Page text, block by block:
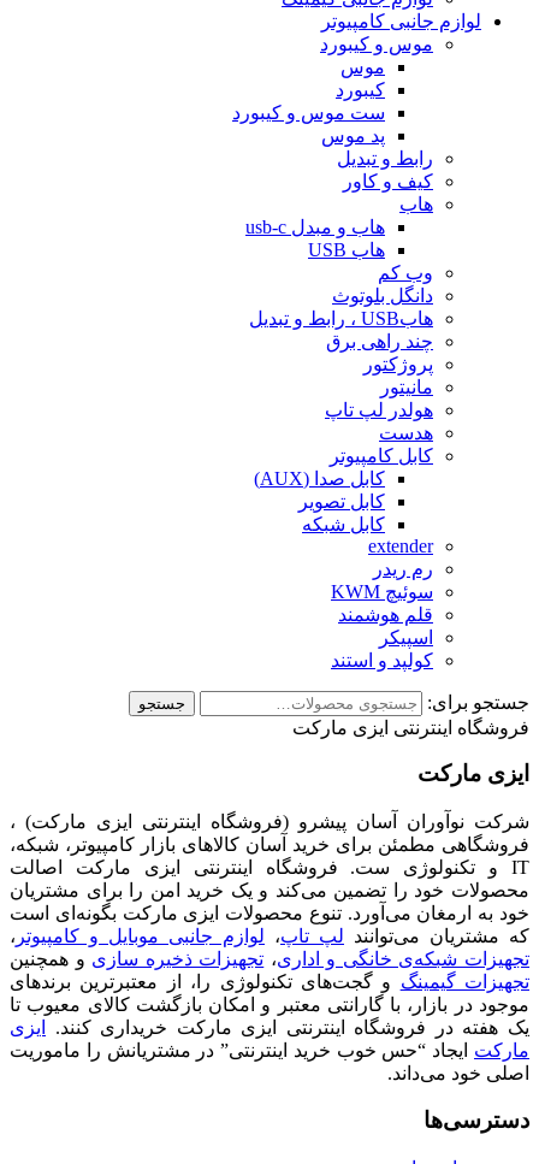
لوازم جانبی کامپیوتر
موس و کیبورد
موس
کیبورد
ست موس و کیبورد
پد موس
رابط و تبدیل
کیف و کاور
هاب
هاب و مبدل usb-c
هاب USB
وب کم
دانگل بلوتوث
هابUSB ، رابط و تبدیل
چند راهی برق
پروژکتور
مانیتور
هولدر لپ تاپ
هدست
کابل کامپیوتر
کابل صدا (AUX)
کابل تصویر
کابل شبکه
extender
رم ریدر
سوئیچ KWM
قلم هوشمند
اسپیکر
کولپد و استند
جستجو برای: جستجو
فروشگاه اینترنتی ایزی مارکت
ایزی مارکت
شرکت نوآوران آسان پیشرو (فروشگاه اینترنتی ایزی مارکت) ،
فروشگاهی مطمئن برای خرید آسان کالاهای بازار کامپیوتر، شبکه،
IT و تکنولوژی ست. فروشگاه اینترنتی ایزی مارکت اصالت
محصولات خود را تضمین می‌کند و یک خرید امن را برای مشتریان
خود به ارمغان می‌آورد. تنوع محصولات ایزی مارکت بگونه‌ای است
که مشتریان می‌توانند لپ تاپ، لوازم جانبی موبایل و کامپیوتر ،
تجهیزات شبکه‌ی خانگی و اداری، تجهیزات ذخیره سازی و همچنین
تجهیزات گیمینگ و گجت‌های تکنولوژی را، از معتبرترین برندهای
موجود در بازار، با گارانتی معتبر و امکان بازگشت کالای معیوب تا
یک هفته در فروشگاه اینترنتی ایزی مارکت خریداری کنند.
ایزی
مارکت ایجاد “حس خوب خرید اینترنتی” در مشتریانش را ماموریت
اصلی خود می‌داند.
دسترسی‌ها